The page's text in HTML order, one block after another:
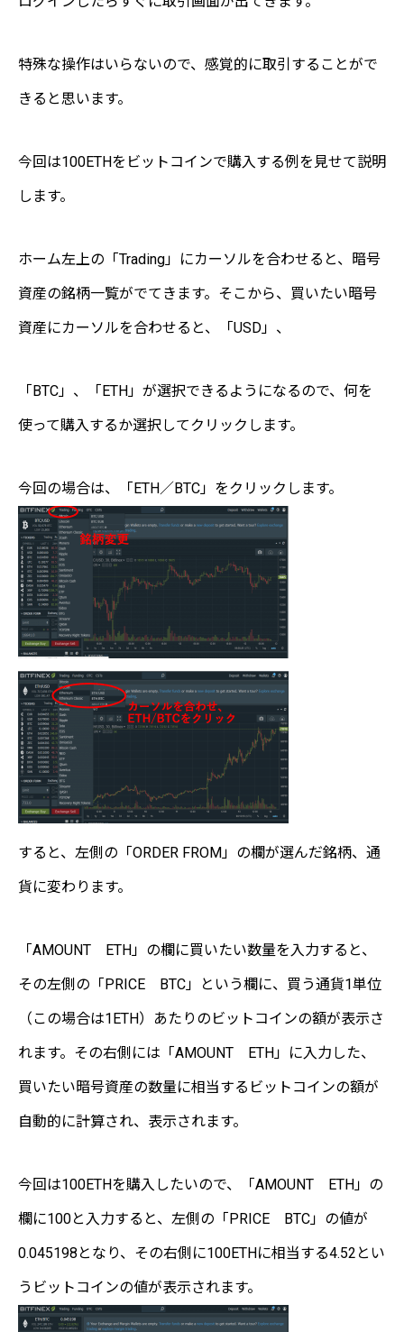
特殊な操作はいらないので、感覚的に取引することがで
きると思います。
今回は100ETHをビットコインで購入する例を見せて説明
します。
ホーム左上の「Trading」にカーソルを合わせると、暗号
資産の銘柄一覧がでてきます。そこから、買いたい暗号
資産にカーソルを合わせると、「USD」、
「BTC」、「ETH」が選択できるようになるので、何を
使って購入するか選択してクリックします。
今回の場合は、「ETH／BTC」をクリックします。
すると、左側の「ORDER FROM」の欄が選んだ銘柄、通
貨に変わります。
「AMOUNT ETH」の欄に買いたい数量を入力すると、
その左側の「PRICE BTC」という欄に、買う通貨1単位
（この場合は1ETH）あたりのビットコインの額が表示さ
れます。その右側には「AMOUNT ETH」に入力した、
買いたい暗号資産の数量に相当するビットコインの額が
自動的に計算され、表示されます。
今回は100ETHを購入したいので、「AMOUNT ETH」の
欄に100と入力すると、左側の「PRICE BTC」の値が
0.045198となり、その右側に100ETHに相当する4.52とい
うビットコインの値が表示されます。